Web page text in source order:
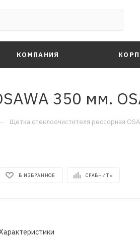
КОМПАНИЯ
350 мм.
Щетка стеклоочистителя рессорная
В ИЗБРАННОЕ СРАВНИТЬ